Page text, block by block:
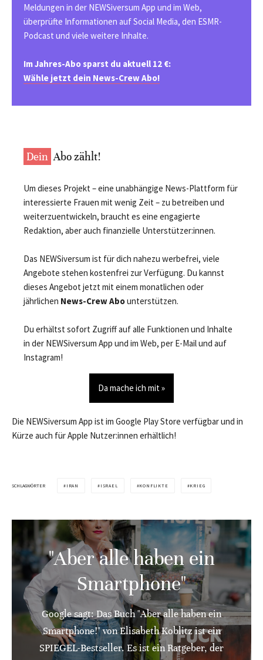
Meldungen in der NEWSiversum App und im Web,
überprüfte Informationen auf Social Media, den ESMR-
Podcast und viele weitere Inhalte.
Im Jahres-Abo sparst du aktuell 12 €:
Wähle jetzt dein News-Crew Abo!
Dein Abo zählt!
Um dieses Projekt – eine unabhängige News-Plattform für
interessierte Frauen mit wenig Zeit – zu betreiben und
weiterzuentwickeln, braucht es eine engagierte
Redaktion, aber auch finanzielle Unterstützer:innen.
Das NEWSiversum ist für dich nahezu werbefrei, viele
Angebote stehen kostenfrei zur Verfügung. Du kannst
dieses Angebot jetzt mit einem monatlichen oder
jährlichen News-Crew Abounterstützen.
Du erhältst sofort Zugriff auf alle Funktionen und Inhalte
in der NEWSiversum App und im Web, per E-Mail und auf
Instagram!
Da mache ich mit »
Die NEWSiversum App ist im Google Play Store verfügbar und in
Kürze auch für Apple Nutzer:innen erhältlich!
SCHLAGWÖRTER IRAN ISRAEL KONFLIKTE KRIEG
"Aber alle haben ein
Smartphone"
Google sagt: Das Buch "Aber alle haben ein
Smartphone!" von Elisabeth Koblitz ist ein
SPIEGEL-Bestseller. Es ist ein Ratgeber, der